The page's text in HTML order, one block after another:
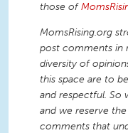
those of
MomsRising.org
post comments in
diversity of
this space are to
and respectful. So
and we reserve
comments that